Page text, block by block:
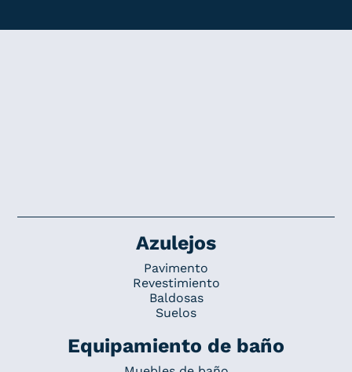
Azulejos
Pavimento
Revestimiento
Baldosas
Suelos
Equipamiento de baño